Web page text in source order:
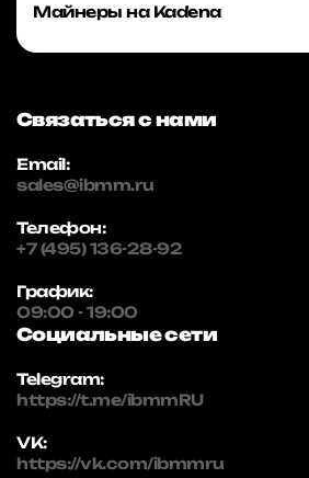
Майнеры на Kadena
Связаться с нами
Email:
sales@ibmm.ru
Телефон:
+7 (495) 136-28-92
График:
09:00 - 19:00
Социальные сети
Telegram:
https://t.me/ibmmRU
VK:
https://vk.com/ibmmru